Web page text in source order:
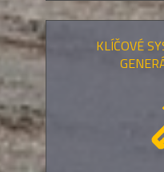
KLÍČOVÉ